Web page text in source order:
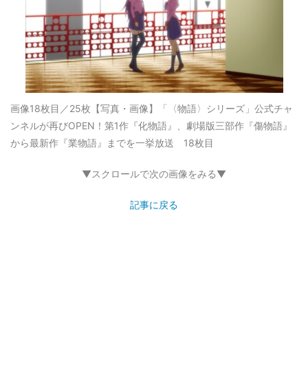
画像18枚目／25枚 【写真・画像】「〈物語〉シリーズ」公式チャ
ンネルが再びOPEN！第1作『化物語』、劇場版三部作『傷物語』
から最新作『業物語』までを一挙放送 18枚目
▼スクロールで次の画像をみる▼
記事に戻る